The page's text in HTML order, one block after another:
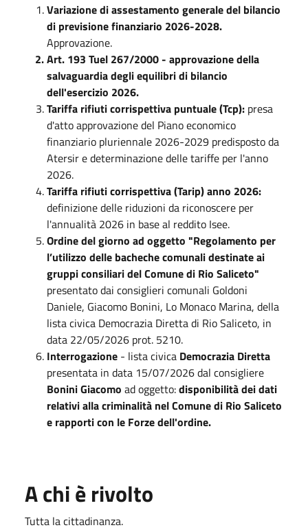
Variazione di assestamento generale del bilancio
di previsione finanziario 2026-2028.
Approvazione.
Art. 193 Tuel 267/2000 - approvazione della
salvaguardia degli equilibri di bilancio
dell'esercizio 2026.
Tariffa rifiuti corrispettiva puntuale (Tcp): presa
d'atto approvazione del Piano economico
finanziario pluriennale 2026-2029 predisposto da
Atersir e determinazione delle tariffe per l'anno
2026.
Tariffa rifiuti corrispettiva (Tarip) anno 2026:
definizione delle riduzioni da riconoscere per
l'annualità 2026 in base al reddito Isee.
Ordine del giorno ad oggetto "Regolamento per
l’utilizzo delle bacheche comunali destinate ai
gruppi consiliari del Comune di Rio Saliceto"
presentato dai consiglieri comunali Goldoni
Daniele, Giacomo Bonini, Lo Monaco Marina, della
lista civica Democrazia Diretta di Rio Saliceto, in
data 22/05/2026 prot. 5210.
Interrogazione - lista civica Democrazia Diretta
presentata in data 15/07/2026 dal consigliere
Bonini Giacomo ad oggetto:disponibilità dei dati
relativi alla criminalità nel Comune di Rio Saliceto
e rapporti con le Forze dell'ordine.
A chi è rivolto
Tutta la cittadinanza.